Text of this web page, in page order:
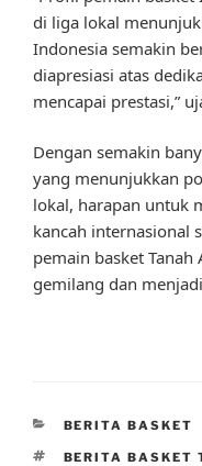
di liga lokal
Indonesia semakin
diapresiasi atas
mencapai prestasi,”
Dengan semakin
yang menunjukkan
lokal, harapan untuk
kancah internasional
pemain basket
gemilang dan
CATEGORIES
BERITA BASKET
TAGS
BERITA BASKET